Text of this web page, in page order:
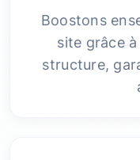
Boostons
site grâce
structure,